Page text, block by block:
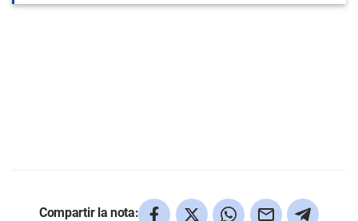
Compartir la nota: